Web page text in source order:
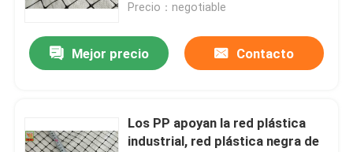
Productos
Precio：negotiable
Mejor precio Contacto
Los PP apoyan la red plástica
industrial, red plástica negra de